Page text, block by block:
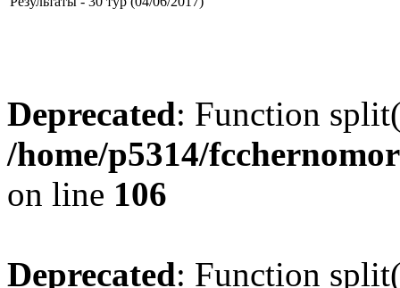
Deprecated: Function
/home/p5314/
on line 106
Deprecated: Function